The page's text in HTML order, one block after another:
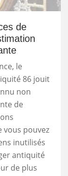
de
le
86 jouit
non
de
vous pouvez
inutilisés
antiquité
de plus